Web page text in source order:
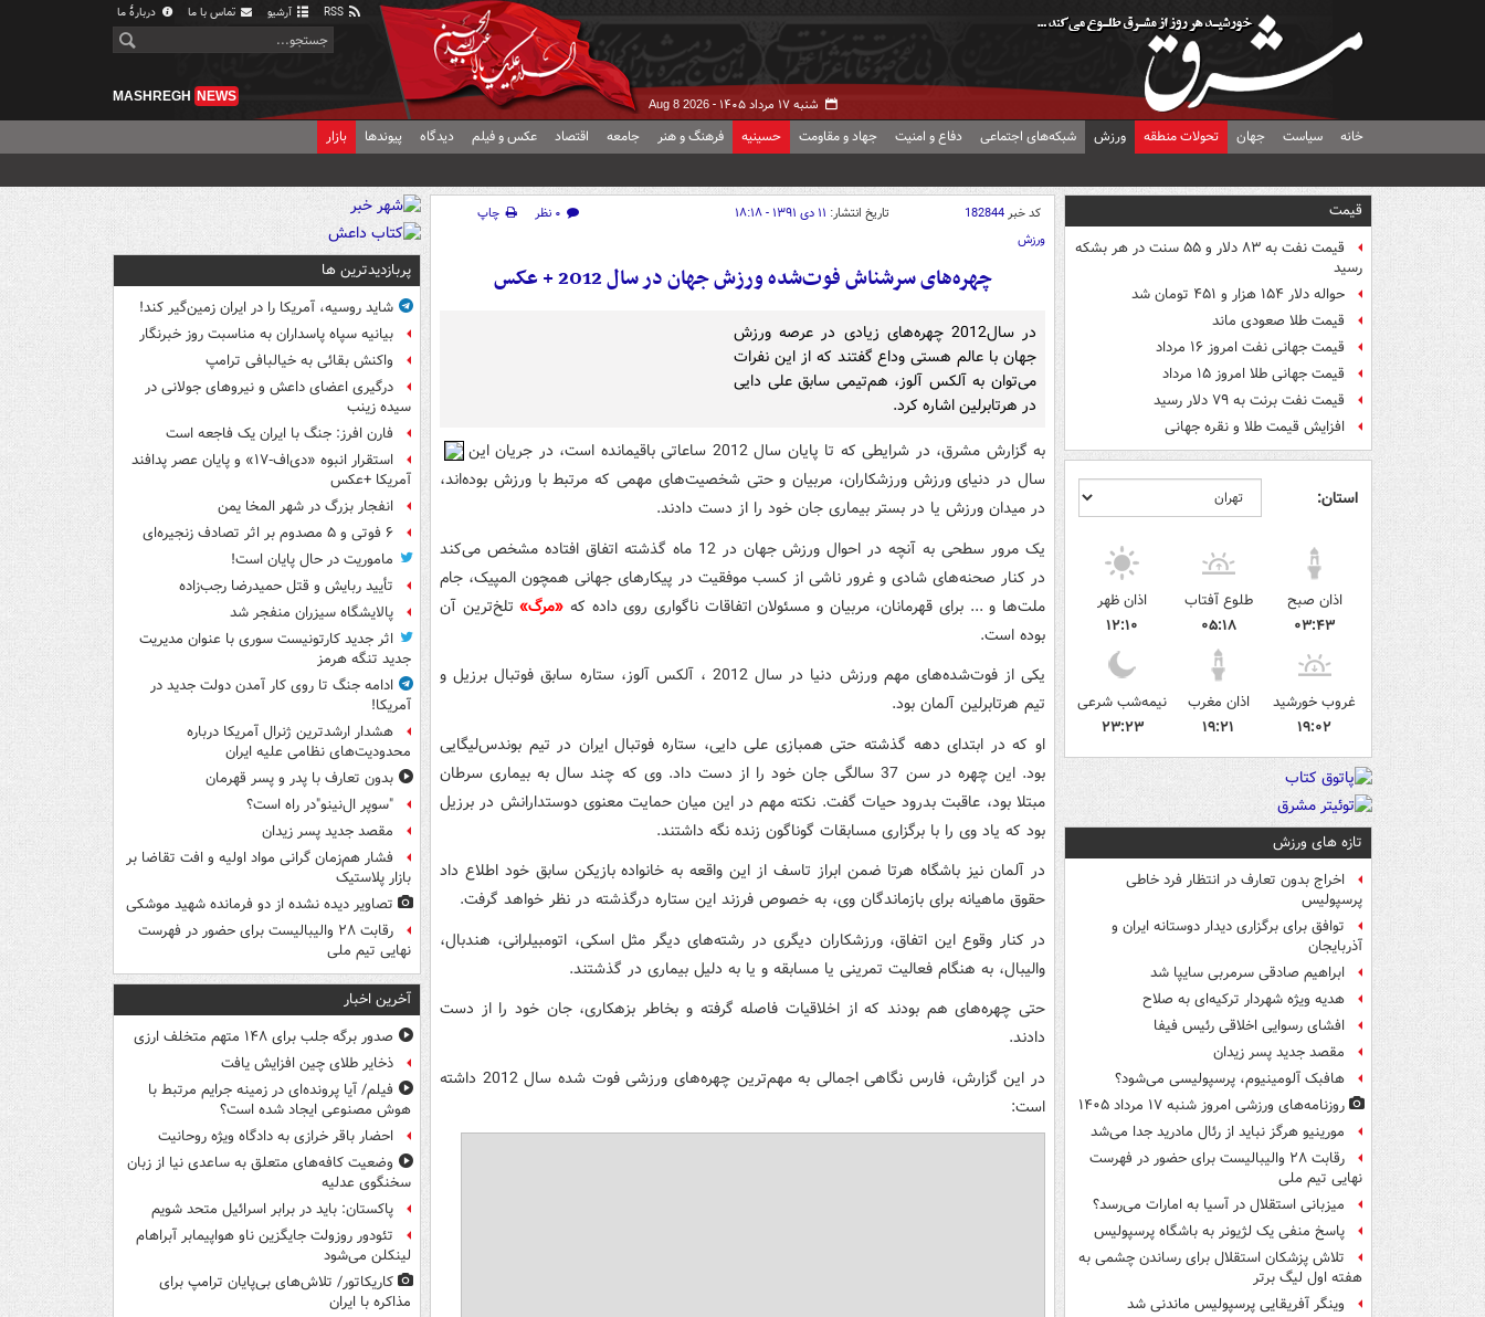
آرشیو تماس با ما دربارهٔ ما
شنبه ۱۷ مرداد ۱۴۰۵ - Aug 8 2026
MASHREGH NEWS
خانه سیاست جهان تحولات منطقه ورزش شبکه‌های اجتماعی دفاع و امنیت جهاد و مقاومت حسینیه فرهنگ و هنر جامعه اقتصاد عکس و فیلم دیدگاه پیوندها بازار
قیمت
قیمت نفت به ۸۳ دلار و ۵۵ سنت در هر بشکه
رسید
حواله دلار ۱۵۴ هزار و ۴۵۱ تومان شد
قیمت طلا صعودی ماند
قیمت جهانی نفت امروز ۱۶ مرداد
قیمت جهانی طلا امروز ۱۵ مرداد
قیمت نفت برنت به ۷۹ دلار رسید
افزایش قیمت طلا و نقره جهانی
استان:
اذان صبح
۰۳:۴۳
طلوع آفتاب
۰۵:۱۸
اذان ظهر
۱۲:۱۰
غروب خورشید
۱۹:۰۲
اذان مغرب
۱۹:۲۱
نیمه‌شب شرعی
۲۳:۲۳
تازه های ورزش
اخراج بدون تعارف در انتظار فرد خاطی
پرسپولیس
توافق برای برگزاری دیدار دوستانه ایران و
آذربایجان
ابراهیم صادقی سرمربی سایپا شد
هدیه ویژه شهردار ترکیه‌ای به صلاح
افشای رسوایی اخلاقی رئیس فیفا
مقصد جدید پسر زیدان
هافبک آلومینیوم، پرسپولیسی می‌شود؟
روزنامه‌های ورزشی امروز ‌شنبه ۱۷ مرداد ۱۴۰۵
مورینیو هرگز نباید از رئال مادرید جدا می‌شد
رقابت ۲۸ والیبالیست برای حضور در فهرست
نهایی تیم ملی
میزبانی استقلال در آسیا به امارات می‌رسد؟
پاسخ منفی یک لژیونر به باشگاه پرسپولیس
تلاش پزشکان استقلال برای رساندن چشمی به
هفته اول لیگ برتر
وینگر آفریقایی پرسپولیس ماندنی شد
کد خبر182844 تاریخ انتشار: ۱۱ دی ۱۳۹۱ - ۱۸:۱۸ ۰ نظر
چاپ
ورزش
چهره‌های سرشناش فوت‌شده‌ ورزش جهان در سال 2012 + عکس
در سال2012 چهره‌های زیادی در عرصه ورزش
جهان با عالم هستی وداع گفتند که از این نفرات
می‌توان به آلکس آلوز، هم‌تیمی سابق علی دایی
در هرتابرلین اشاره کرد.
به گزارش مشرق، در شرایطی که تا پایان سال 2012 ساعاتی باقیمانده است، در جریان این
سال در دنیای ورزش ورزشکاران، مربیان و حتی شخصیت‌های مهمی که مرتبط با ورزش بوده‌اند،
در میدان ورزش یا در بستر بیماری جان خود را از دست دادند.
یک مرور سطحی به آنچه در احوال ورزش جهان در 12 ماه گذشته اتفاق افتاده مشخص می‌کند
در کنار صحنه‌های شادی و غرور ناشی از کسب موفقیت در پیکارهای جهانی همچون المپیک، جام
ملت‌ها و ... برای قهرمانان، مربیان و مسئولان اتفاقات ناگواری روی داده که «مرگ»تلخ‌ترین آن
بوده است.
یکی از فوت‌شده‌های مهم ورزش دنیا در سال 2012 ، آلکس آلوز، ستاره سابق فوتبال برزیل و
تیم هرتابرلین آلمان بود.
او که در ابتدای دهه گذشته حتی همبازی علی دایی، ستاره فوتبال ایران در تیم بوندس‌لیگایی
بود. این چهره در سن 37 سالگی جان خود را از دست داد. وی که چند سال به بیماری سرطان
مبتلا بود، عاقبت بدرود حیات گفت. نکته مهم در این میان حمایت معنوی دوستدارانش در برزیل
بود که یاد وی را با برگزاری مسابقات گوناگون زنده نگه داشتند.
در آلمان نیز باشگاه هرتا ضمن ابراز تاسف از این واقعه به خانواده بازیکن سابق خود اطلاع داد
حقوق ماهیانه برای بازماندگان وی، به خصوص فرزند این ستاره درگذشته در نظر خواهد گرفت.
در کنار وقوع این اتفاق، ورزشکاران دیگری در رشته‌های دیگر مثل اسکی، اتومبیلرانی، هندبال،
والیبال، به هنگام فعالیت تمرینی یا مسابقه و یا به دلیل بیماری در گذشتند.
حتی چهر‌ه‌های هم بودند که از اخلاقیات فاصله گرفته و بخاطر بزهکاری، جان خود را از دست
دادند.
در این گزارش، فارس نگاهی اجمالی به مهم‌ترین چهره‌های ورزشی فوت شده سال 2012 داشته
است:
پربازدیدترین ها
شاید روسیه، آمریکا را در ایران زمین‌گیر کند!
بیانیه سپاه پاسداران به مناسبت روز خبرنگار
واکنش بقائی به خیالبافی ترامپ
درگیری اعضای داعش و نیروهای جولانی در
سیده زینب
فارن افرز: جنگ با ایران یک فاجعه است
استقرار انبوه «دی‌اف‑۱۷» و پایان عصر پدافند
آمریکا +عکس
انفجار بزرگ در شهر المخا یمن
۶ فوتی و ۵ مصدوم بر اثر تصادف زنجیره‌ای
ماموریت در حال پایان است!
تأیید ربایش و قتل حمیدرضا رجب‌زاده
پالایشگاه سیزران منفجر شد
اثر جدید کارتونیست سوری با عنوان مدیریت
جدید تنگه هرمز
ادامه جنگ تا روی کار آمدن دولت جدید در
آمریکا!
هشدار ارشدترین ژنرال آمریکا درباره
محدودیت‌های نظامی علیه ایران
بدون تعارف با پدر و پسر قهرمان
"سوپر ال‌نینو"در راه است؟
مقصد جدید پسر زیدان
فشار هم‌زمان گرانی مواد اولیه و افت تقاضا بر
بازار پلاستیک
تصاویر دیده‌ نشده از دو فرمانده شهید موشکی
رقابت ۲۸ والیبالیست برای حضور در فهرست
نهایی تیم ملی
آخرین اخبار
صدور برگه جلب برای ۱۴۸ متهم متخلف ارزی
ذخایر طلای چین افزایش یافت
فیلم/ آیا پرونده‌ای در زمینه جرایم مرتبط با
هوش مصنوعی ایجاد شده است؟
احضار باقر خرازی به دادگاه ویژه روحانیت
وضعیت کافه‌های متعلق به ساعدی نیا از زبان
سخنگوی عدلیه
پاکستان: باید در برابر اسرائیل متحد شویم
تئودور روزولت جایگزین ناو هواپیمابر آبراهام
لینکلن می‌شود
کاریکاتور/ تلاش‌های بی‌پایان ترامپ برای
مذاکره با ایران